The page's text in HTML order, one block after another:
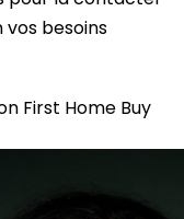
vos besoins
First Home Buy